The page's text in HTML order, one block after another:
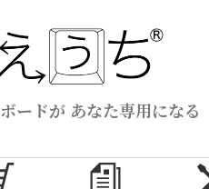
ードが あなた専用になる